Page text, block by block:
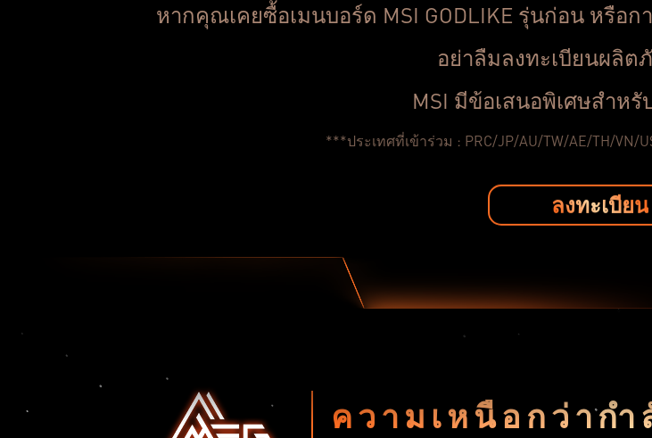
หากคุณเคยซื้อเมนบอร์ด MSI GODLIKE รุ่นก่อน หรือก
อย่าลืมลงทะเบียนผลิ
MSI มีข้อเสนอพิเศษสำห
***ประเทศที่เข้าร่วม : PRC/JP/AU/TW/AE/TH/VN/
ลงทะเบียน
ความเหนือกว่าก